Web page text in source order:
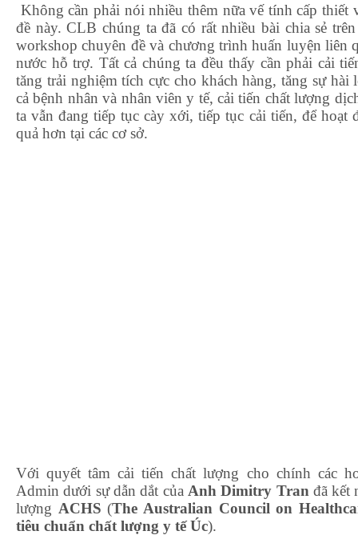
Không cần phải nói nhiều thêm nữa vế tính cấp thiết
đề này. CLB chúng ta đã có rất nhiều bài chia sẻ
workshop chuyên đề và chương trình huấn luyện liên
nước hỗ trợ. Tất cả chúng ta đều thấy cần phải cải
tăng trải nghiệm tích cực cho khách hàng, tăng sự hài
cả bệnh nhân và nhân viên y tế, cải tiến chất lượng
ta vẫn đang tiếp tục cày xới, tiếp tục cải tiến, để hoạt
quả hơn tại các cơ sở.
Với quyết tâm cải tiến chất lượng cho chính các
Admin dưới sự dẫn dắt của Anh Dimitry Tran đã kết
lượng ACHS (The Australian Council on
tiêu chuẩn chất lượng y tế Úc).